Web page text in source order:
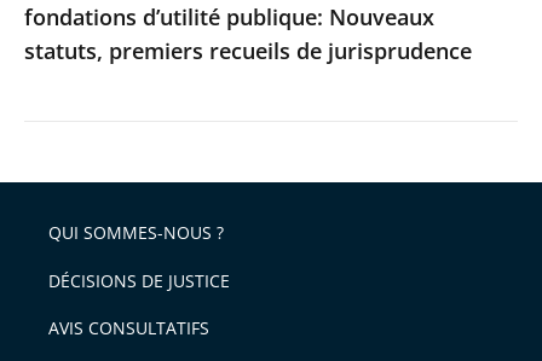
fondations d’utilité publique: Nouveaux
statuts, premiers recueils de jurisprudence
QUI SOMMES-NOUS ?
DÉCISIONS DE JUSTICE
AVIS CONSULTATIFS